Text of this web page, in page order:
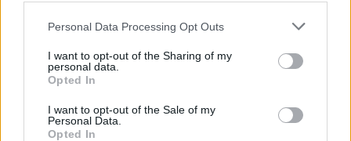
Please note that this website/app uses one or more Google
not limited to your visit or usage behaviour. You may click to
grant or deny consent to Google and its third-party tags to
use your data for below specified purposes in below Google
consent section.
Personal Data Processing Opt Outs
I want to opt-out of the Sharing of my
personal data.
Opted In
I want to opt-out of the Sale of my
Personal Data.
Opted In
feminitatea data de elementele florale, in partea
superioara.
Vezi și